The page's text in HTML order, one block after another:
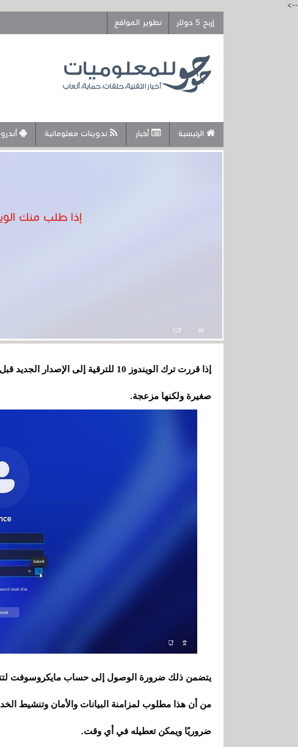
-->
إربح 5 دولار
تطوير المواقع
الرئيسية أخبار تدوينات معلوماتية
إذا طلب منك الويندوز 11 حساب مايكروسوفت ، فإليك كيفية
إذا قررت ترك الويندوز 10 للترقية إلى
صغيرة ولكنها مزعجة.
يتضمن ذلك ضرورة الوصول إلى حساب مايكروسوفت
ضروريًا ويمكن تعطيله في أي وقت.